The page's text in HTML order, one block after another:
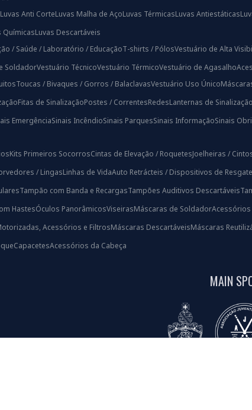
Luvas Anti CorteLuvas Malha de AçoLuvas TérmicasLuvas Antiestáticas
QuímicasLuvas Descartáveis
/ Saúde / Laboratório / EducaçãoT-shirts / PólosVestuário de Alta
SoldadorVestuário TécnicoVestuário TérmicoVestuário de Agasalho
Toucas / Bivaques / Gorros / BalaclavasVestuário Uso Único
Fitas de SinalizaçãoPostes / CorrentesRedesLanternas de Sinalização
EmergênciaSinais IncêndioSinais ParquesSinais InformaçãoSinais
Kits Primeiros SocorrosCintas de Elevação / RoquetesJoelheiras /
/ LingasLinhas de VidaAuto Retrácteis / Dispositivos de Resgate
Tampão com Banda e RecargasTampões Auditivos Descartáveis
HastesÓculos PanorâmicosViseirasMáscaras de SoldadorAcessórios
Acessórios e FiltrosMáscaras DescartáveisMáscaras
CapacetesAcessórios da Cabeça
MAIN